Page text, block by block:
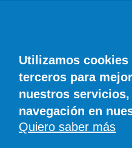
© SIROCO INFORMACIÓN SL | Tel.
886 |
Utilizamos
terceros para
nuestros
navegación en
Quiero saber más